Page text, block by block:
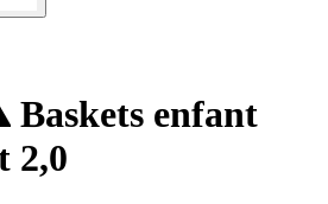
Baskets enfant
2,0